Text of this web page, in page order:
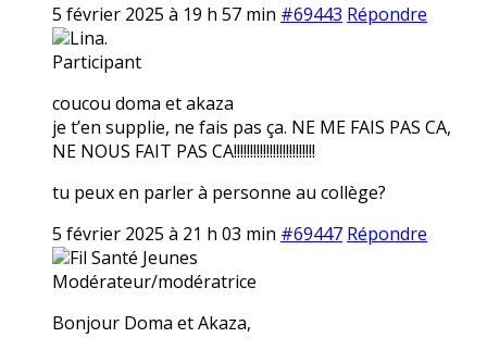
5 février 2025 à 19 h 57 min #69443 Répondre
Lina.
Participant
coucou doma et akaza
je t’en supplie, ne fais pas ça. NE ME FAIS PAS CA,
NE NOUS FAIT PAS CA!!!!!!!!!!!!!!!!!!!!!!!!!
tu peux en parler à personne au collège?
5 février 2025 à 21 h 03 min #69447 Répondre
Fil Santé Jeunes
Modérateur/modératrice
Bonjour Doma et Akaza,